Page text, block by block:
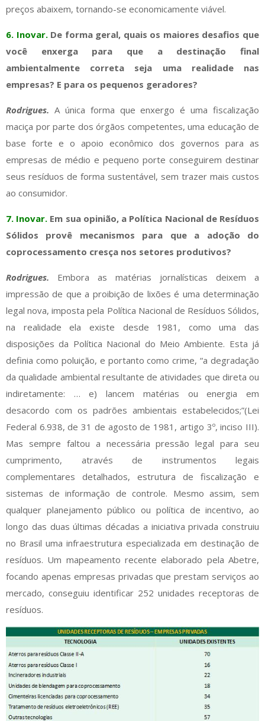
preços abaixem, tornando-se economicamente viável.
6. Inovar.De forma geral, quais os maiores desafios que
você enxerga para que a destinação final
ambientalmente correta seja uma realidade nas
empresas? E para os pequenos geradores?
Rodrigues. A única forma que enxergo é uma fiscalização
maciça por parte dos órgãos competentes, uma educação de
base forte e o apoio econômico dos governos para as
empresas de médio e pequeno porte conseguirem destinar
seus resíduos de forma sustentável, sem trazer mais custos
ao consumidor.
7. Inovar. Em sua opinião, a Política Nacional de Resíduos
Sólidos provê mecanismos para que a adoção do
coprocessamento cresça nos setores produtivos?
Rodrigues. Embora as matérias jornalísticas deixem a
impressão de que a proibição de lixões é uma determinação
legal nova, imposta pela Política Nacional de Resíduos Sólidos,
na realidade ela existe desde 1981, como uma das
disposições da Política Nacional do Meio Ambiente. Esta já
definia como poluição, e portanto como crime, “a degradação
da qualidade ambiental resultante de atividades que direta ou
indiretamente: … e) lancem matérias ou energia em
desacordo com os padrões ambientais estabelecidos;”(Lei
Federal 6.938, de 31 de agosto de 1981, artigo 3º, inciso III).
Mas sempre faltou a necessária pressão legal para seu
cumprimento, através de instrumentos legais
complementares detalhados, estrutura de fiscalização e
sistemas de informação de controle. Mesmo assim, sem
qualquer planejamento público ou política de incentivo, ao
longo das duas últimas décadas a iniciativa privada construiu
no Brasil uma infraestrutura especializada em destinação de
resíduos. Um mapeamento recente elaborado pela Abetre,
focando apenas empresas privadas que prestam serviços ao
mercado, conseguiu identificar 252 unidades receptoras de
resíduos.